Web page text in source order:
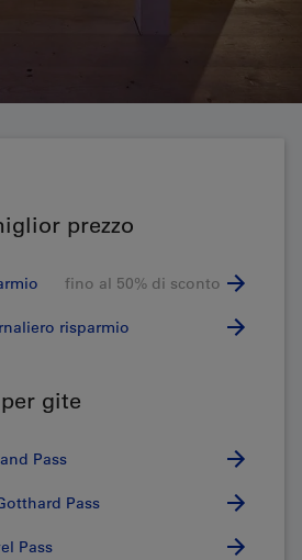
prezzo
fino al 50% di sconto
risparmio
gite
Pass
Pass
Pass